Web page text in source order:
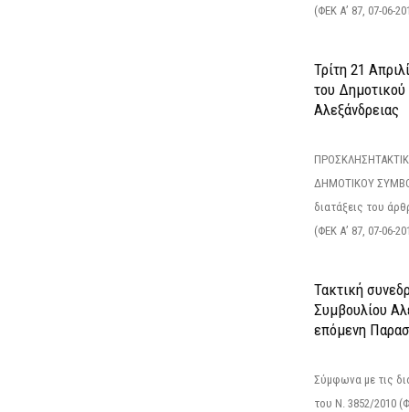
(ΦΕΚ Α’ 87, 07-06-
Τρίτη 21
του
Αλεξάνδρειας
ΔΗΜΟΤΙΚΟΥ
διατάξεις του
(ΦΕΚ Α’ 87, 07-06-
Τακτική
Συμβουλίου
επόμενη
Σύμφωνα με τις
του Ν. 3852/2010